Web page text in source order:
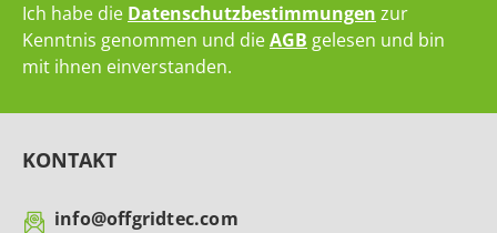
Ich habe die Datenschutzbestimmungen zur
Kenntnis genommen und dieAGB gelesen und bin
mit ihnen einverstanden.
KONTAKT
info@offgridtec.com